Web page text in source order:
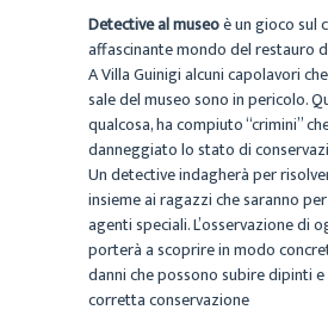
Detective al museoè un gioco sul
affascinante mondo del restauro
A Villa Guinigi alcuni capolavori
sale del museo sono in pericolo.
qualcosa, ha compiuto “crimini”
danneggiato lo stato di
Un detective indagherà per
insieme ai ragazzi che saranno
agenti speciali. L’osservazione di
porterà a scoprire in modo
danni che possono subire dipinti
corretta conservazione